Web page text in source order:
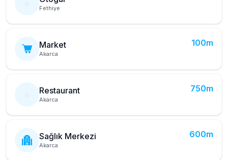
Fethiye
Market
Akarca
100m
Restaurant
Akarca
750m
Sağlık Merkezi
Akarca
600m